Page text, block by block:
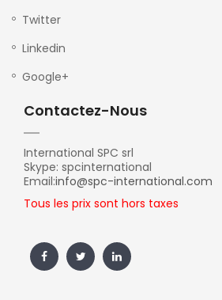
Twitter
Linkedin
Google+
Contactez-Nous
International SPC srl
Skype: spcinternational
Email:info@spc-international.com
Tous les prix sont hors taxes